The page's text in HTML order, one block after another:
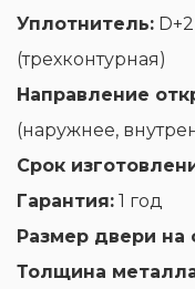
Уплотнитель:
(трехконтурная)
Направление
(наружнее,
Срок
Гарантия: 1 год
Размер двери на
Толщина